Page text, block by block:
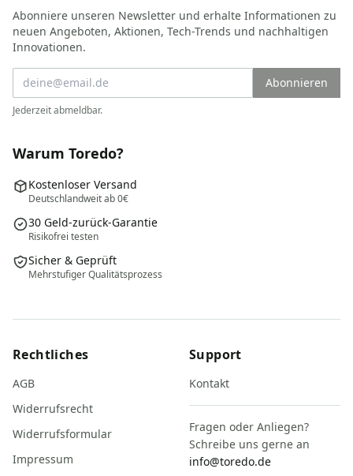
Abonniere unseren Newsletter und erhalte Informationen zu
neuen Angeboten, Aktionen, Tech-Trends und nachhaltigen
Innovationen.
Abonnieren
Jederzeit abmeldbar.
Warum Toredo?
Kostenloser Versand
Deutschlandweit ab 0€
30 Geld-zurück-Garantie
Risikofrei testen
Sicher & Geprüft
Mehrstufiger Qualitätsprozess
Rechtliches
AGB
Widerrufsrecht
Widerrufsformular
Impressum
Support
Kontakt
Fragen oder Anliegen?
Schreibe uns gerne an
info@toredo.de